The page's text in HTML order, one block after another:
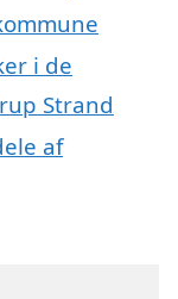
i de
Strand
af